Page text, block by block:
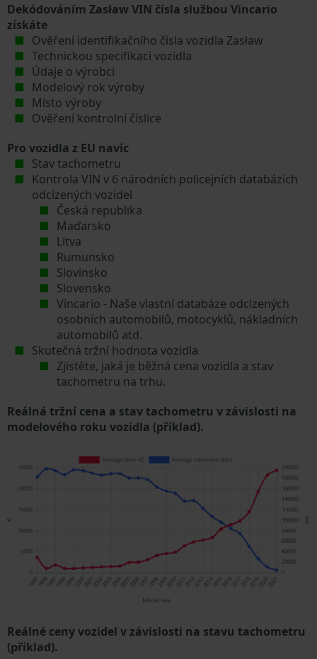
Dekódováním Zasław VIN čísla službou Vincario
získáte
Ověření identifikačního čísla vozidla Zasław
Technickou specifikaci vozidla
Údaje o výrobci
Modelový rok výroby
Místo výroby
Ověření kontrolní číslice
Pro vozidla z EU navíc
Stav tachometru
Kontrola VIN v 6 národních policejních databázích
odcizených vozidel
Česká republika
Maďarsko
Litva
Rumunsko
Slovinsko
Slovensko
Vincario - Naše vlastní databáze odcizených
osobních automobilů, motocyklů, nákladních
automobilů atd.
Skutečná tržní hodnota vozidla
Zjistěte, jaká je běžná cena vozidla a stav
tachometru na trhu.
Reálná tržní cena a stav tachometru v závislosti na
modelového roku vozidla (příklad).
Reálné ceny vozidel v závislosti na stavu tachometru
(příklad).